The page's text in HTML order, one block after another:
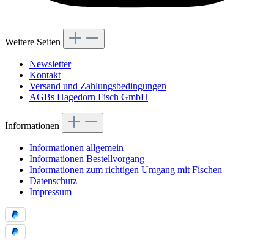
Weitere Seiten
Newsletter
Kontakt
Versand und Zahlungsbedingungen
AGBs Hagedorn Fisch GmbH
Informationen
Informationen allgemein
Informationen Bestellvorgang
Informationen zum richtigen Umgang mit Fischen
Datenschutz
Impressum